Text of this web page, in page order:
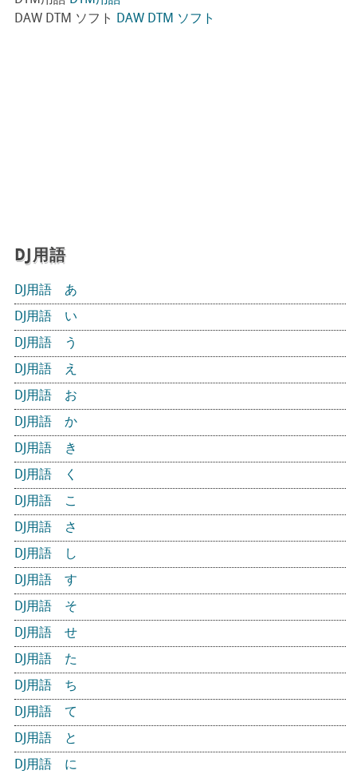
DAW DTM ソフト
DAW DTM ソフト
DJ用語
DJ用語 あ
DJ用語 い
DJ用語 う
DJ用語 え
DJ用語 お
DJ用語 か
DJ用語 き
DJ用語 く
DJ用語 こ
DJ用語 さ
DJ用語 し
DJ用語 す
DJ用語 そ
DJ用語 せ
DJ用語 た
DJ用語 ち
DJ用語 て
DJ用語 と
DJ用語 に